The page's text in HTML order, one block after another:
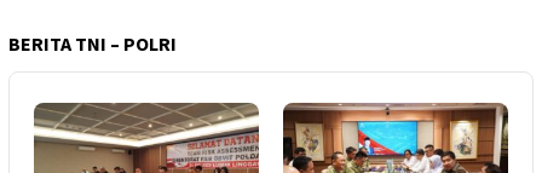
BERITA TNI – POLRI